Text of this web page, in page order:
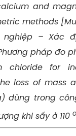
and
methods
– Xác
pháp đo
chloride for
loss of mass
dùng trong
khi sấy ở 110 o